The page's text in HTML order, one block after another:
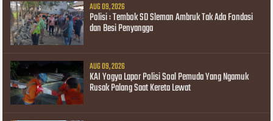
AUG 09, 2026
Polisi : Tembok SD Sleman Ambruk Tak Ada Fondasi
dan Besi Penyangga
AUG 09, 2026
KAI Yogya Lapor Polisi Soal Pemuda Yang Ngamuk
Rusak Palang Saat Kereta Lewat